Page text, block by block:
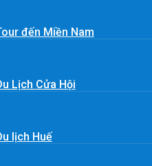
đến Miền Nam
Lịch Cửa Hội
lịch Huế